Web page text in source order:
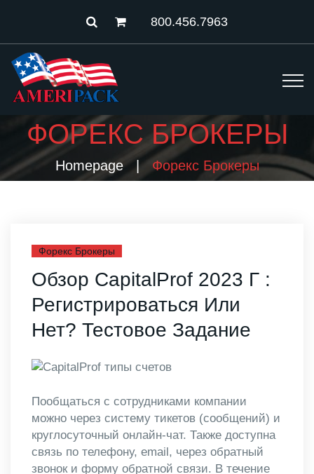
800.456.7963
ФОРЕКС БРОКЕРЫ
Homepage Форекс Брокеры
Форекс Брокеры
Обзор CapitalProf 2023 Г :
Регистрироваться Или
Нет? Тестовое Задание
Пообщаться с сотрудниками компании
можно через систему тикетов (сообщений) и
круглосуточный онлайн-чат. Также доступна
связь по телефону, email, через обратный
звонок и форму обратной связи. В течение